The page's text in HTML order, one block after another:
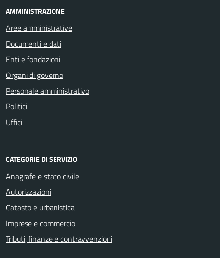
AMMINISTRAZIONE
Aree amministrative
Documenti e dati
Enti e fondazioni
Organi di governo
Personale amministrativo
Politici
Uffici
CATEGORIE DI SERVIZIO
Anagrafe e stato civile
Autorizzazioni
Catasto e urbanistica
Imprese e commercio
Tributi, finanze e contravvenzioni